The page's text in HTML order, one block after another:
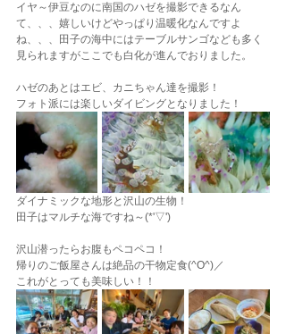
イヤ～伊豆なのに南国のハゼを撮影できるなん
て、、、嬉しいけどやっぱり温暖化なんですよ
ね、、、田子の海中にはテーブルサンゴなども多く
見られますがここでも白化が進んでおりました。
ハゼのあとはエビ、カニちゃん達を撮影！
フォト派には楽しいダイビングとなりました！
ダイナミックな地形と沢山の生物！
田子はマルチな海ですね～(*'▽')
沢山潜ったらお腹もペコペコ！
帰りのご飯屋さんは絶品の干物定食(^O^)／
これがとっても美味しい！！